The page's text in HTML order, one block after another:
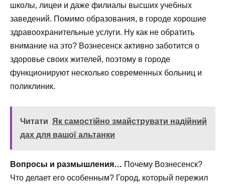
школы, лицеи и даже филиалы высших учебных
заведений. Помимо образования, в городе хорошие
здравоохранительные услуги. Ну как не обратить
внимание на это? Вознесенск активно заботится о
здоровье своих жителей, поэтому в городе
функционируют несколько современных больниц и
поликлиник.
Читати Як самостійно змайструвати надійний
дах для вашої альтанки
Вопросы и размышления… Почему Вознесенск?
Что делает его особенным? Город, который пережил